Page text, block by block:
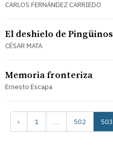
CARLOS FERNÁNDEZ CARRIEDO
El deshielo de Pingüinos
CÉSAR MATA
Memoria fronteriza
Ernesto Escapa
‹ 1 … 502 503